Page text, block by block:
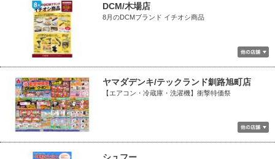
DCM/木場店
8月のDCMブランド イチオシ商品
ヤマダデンキ/テックランド釧路旭町店
【エアコン・冷蔵庫・洗濯機】衝撃特価祭